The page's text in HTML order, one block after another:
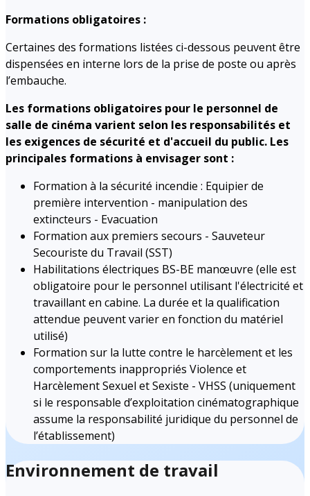
Formations obligatoires :
Certaines des formations listées ci-dessous peuvent être
dispensées en interne lors de la prise de poste ou après
l’embauche.
Les formations obligatoires pour le personnel de
salle de cinéma varient selon les responsabilités et
les exigences de sécurité et d'accueil du public. Les
principales formations à envisager sont :
Formation à la sécurité incendie : Equipier de
première intervention - manipulation des
extincteurs - Evacuation
Formation aux premiers secours - Sauveteur
Secouriste du Travail (SST)
Habilitations électriques BS-BE manœuvre (elle est
obligatoire pour le personnel utilisant l'électricité et
travaillant en cabine. La durée et la qualification
attendue peuvent varier en fonction du matériel
utilisé)
Formation sur la lutte contre le harcèlement et les
comportements inappropriés Violence et
Harcèlement Sexuel et Sexiste - VHSS (uniquement
si le responsable d’exploitation cinématographique
assume la responsabilité juridique du personnel de
l’établissement)
Environnement de travail